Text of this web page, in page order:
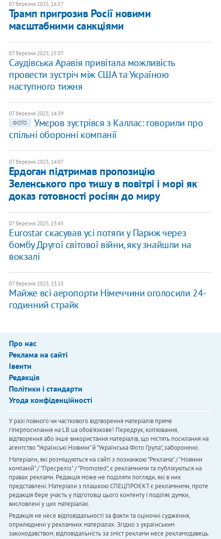
07 березня 2025, 16:57
Трамп пригрозив Росії новими
масштабними санкціями
07 березня 2025, 15:07
Саудівська Аравія привітала можливість
провести зустріч між США та Україною
наступного тижня
07 березня 2025, 14:39
ФОТО
Умєров зустрівся з Каллас: говорили про
спільні оборонні компанії
07 березня 2025, 14:07
Ердоган підтримав пропозицію
Зеленського про тишу в повітрі і морі як
доказ готовності росіян до миру
07 березня 2025, 13:45
Eurostar скасував усі потяги у Париж через
бомбу Другої світової війни, яку знайшли на
вокзалі
07 березня 2025, 13:15
Майже всі аеропорти Німеччини оголосили 24-
годинний страйк
Про нас
Реклама на сайті
Івенти
Редакція
Політики і стандарти
Угода конфіденційності
У разі повного чи часткового відтворення матеріалів пряме
гіперпосилання на LB.ua обов'язкове! Передрук, копіювання,
відтворення або інше використання матеріалів, що містять посилання на
агентство "Українськi Новини" й "Українська Фото Група", заборонено.
Матеріали, які розміщуються на сайті з позначкою "Реклама" / "Новини
компаній" / "Пресреліз" / "Promoted", є рекламними та публікуються на
правах реклами. Редакція може не поділяти погляди, які в них
представлені. Матеріали з плашкою СПЕЦПРОЄКТ є рекламними, проте
редакція бере участь у підготовці цього контенту і поділяє думки,
висловлені у цих матеріалах.
Редакція не несе відповідальності за факти та оціночні судження,
оприлюднені у рекламних матеріалах. Згідно з українським
законодавством, відповідальність за зміст реклами несе рекламодавець.